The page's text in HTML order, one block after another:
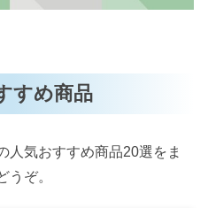
すめ商品
人気おすすめ商品20選をま
うぞ。